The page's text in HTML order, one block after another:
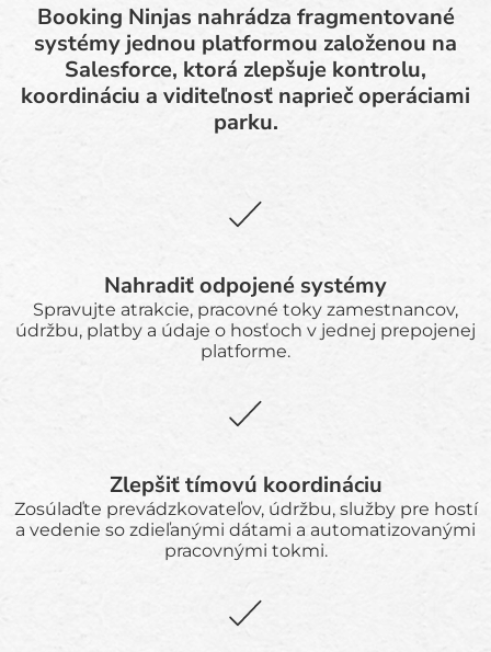
Booking Ninjas nahrádza fragmentované
systémy jednou platformou založenou na
Salesforce, ktorá zlepšuje kontrolu,
koordináciu a viditeľnosť naprieč operáciami
parku.
Nahradiť odpojené systémy
Spravujte atrakcie, pracovné toky zamestnancov,
údržbu, platby a údaje o hosťoch v jednej prepojenej
platforme.
Zlepšiť tímovú koordináciu
Zosúlaďte prevádzkovateľov, údržbu, služby pre hostí
a vedenie so zdieľanými dátami a automatizovanými
pracovnými tokmi.